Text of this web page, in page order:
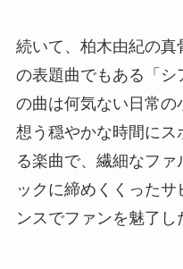
続いて、柏木由紀の
の表題曲でもある「シ
の曲は何気ない日常の
想う穏やかな時間に
る楽曲で、繊細なフ
ックに締めくくった
ンスでファンを魅了し